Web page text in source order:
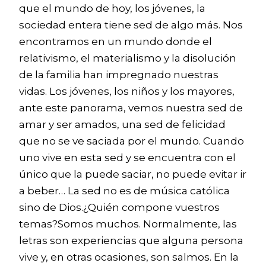
que el mundo de hoy, los jóvenes, la
sociedad entera tiene sed de algo más. Nos
encontramos en un mundo donde el
relativismo, el materialismo y la disolución
de la familia han impregnado nuestras
vidas. Los jóvenes, los niños y los mayores,
ante este panorama, vemos nuestra sed de
amar y ser amados, una sed de felicidad
que no se ve saciada por el mundo. Cuando
uno vive en esta sed y se encuentra con el
único que la puede saciar, no puede evitar ir
a beber… La sed no es de música católica
sino de Dios.¿Quién compone vuestros
temas?Somos muchos. Normalmente, las
letras son experiencias que alguna persona
vive y, en otras ocasiones, son salmos. En la